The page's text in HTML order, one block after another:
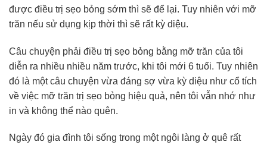
được điều trị sẹo bỏng sớm thì sẽ để lại. Tuy nhiên với mỡ
trăn nếu sử dụng kịp thời thì sẽ rất kỳ diệu.
Câu chuyện phải điều trị sẹo bỏng bằng mỡ trăn của tôi
diễn ra nhiều nhiều năm trước, khi tôi mới 6 tuổi. Tuy nhiên
đó là một câu chuyện vừa đáng sợ vừa kỳ diệu như cổ tích
về việc mỡ trăn trị sẹo bỏng hiệu quả, nên tôi vẫn nhớ như
in và không thể nào quên.
Ngày đó gia đình tôi sống trong một ngôi làng ở quê rất